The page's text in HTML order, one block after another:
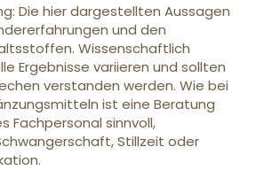
Die hier dargestellten Aussagen
und den
Wissenschaftlich
Ergebnisse variieren und sollten
verstanden werden. Wie bei
ist eine Beratung
Fachpersonal sinnvoll,
Stillzeit oder